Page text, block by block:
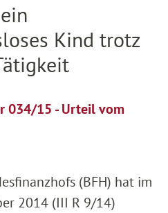
Kind trotz
034/15 - Urteil vom
(BFH) hat im
2014 (III R 9/14)